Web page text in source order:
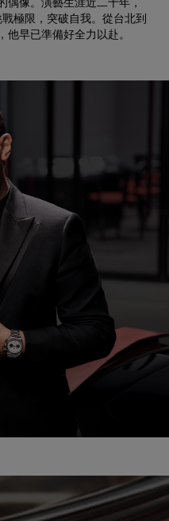
極限，突破自我。從台北到
早已準備好全力以赴。